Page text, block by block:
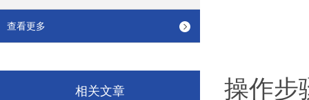
查看更多
相关文章
操作步